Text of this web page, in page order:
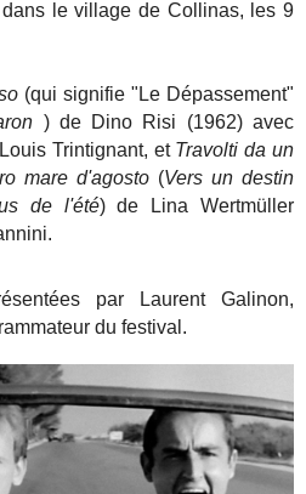
le village de Collinas, les 9
(qui signifie "Le Dépassement"
) de Dino Risi (1962) avec
Trintignant, et Travolti da un
mare d'agosto(Vers un destin
de l'été) de Lina Wertmüller
par Laurent Galinon,
du festival.